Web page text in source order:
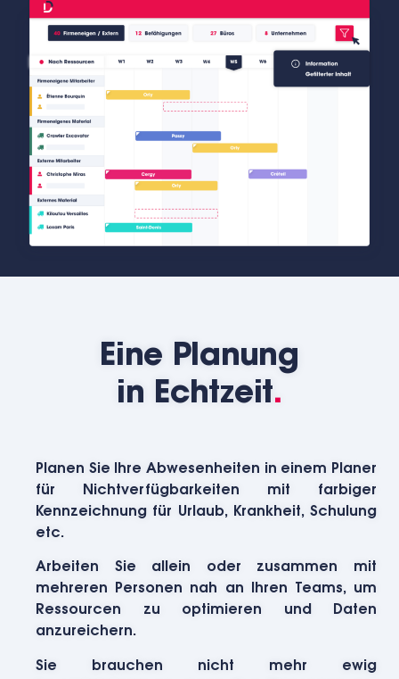
Eine Planung
in Echtzeit.
Planen Sie Ihre Abwesenheiten in einem Planer
für Nichtverfügbarkeiten mit farbiger
Kennzeichnung für Urlaub, Krankheit, Schulung
etc.
Arbeiten Sie allein oder zusammen mit
mehreren Personen nah an Ihren Teams, um
Ressourcen zu optimieren und Daten
anzureichern.
Sie brauchen nicht mehr ewig